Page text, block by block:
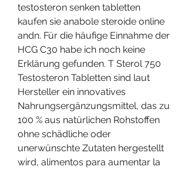
testosteron senken tabletten
kaufen sie anabole steroide online
andn. Für die häufige Einnahme der
HCG C30 habe ich noch keine
Erklärung gefunden. T Sterol 750
Testosteron Tabletten sind laut
Hersteller ein innovatives
Nahrungsergänzungsmittel, das zu
100 % aus natürlichen Rohstoffen
ohne schädliche oder
unerwünschte Zutaten hergestellt
wird, alimentos para aumentar la